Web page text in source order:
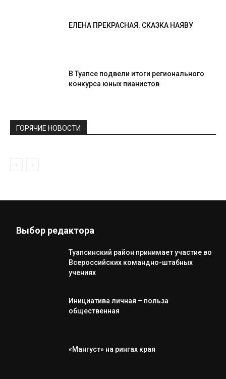
ЕЛЕНА ПРЕКРАСНАЯ: СКАЗКА НАЯВУ
В Туапсе подвели итоги регионального
конкурса юных пианистов
ГОРЯЧИЕ НОВОСТИ
Выбор редактора
Туапсинский район принимает участие во
Всероссийских командно-штабных
учениях
Инициатива личная – польза
общественная
«Мангуст» на рингах края